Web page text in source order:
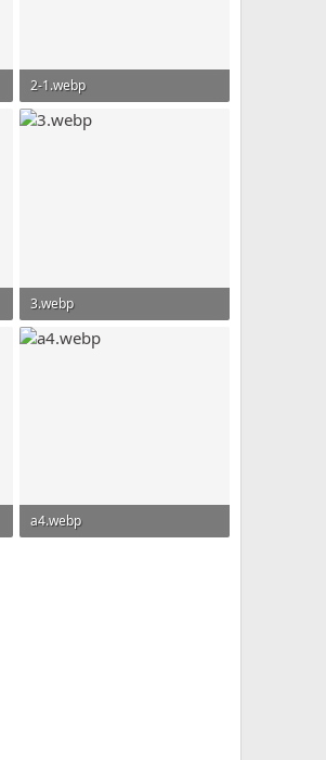
2-1.webp
264,3 KB · Просмотры: 109
3.webp
307,6 KB · Просмотры: 92
a4.webp